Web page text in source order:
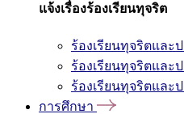
แจ้งเรื่องร้องเรียนทุจริต
ร้องเรียนทุจริตและ
ร้องเรียนทุจริตและ
ร้องเรียนทุจริตและ
การศึกษา